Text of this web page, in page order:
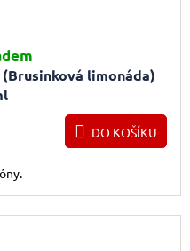
limonáda)
DO KOŠÍKU